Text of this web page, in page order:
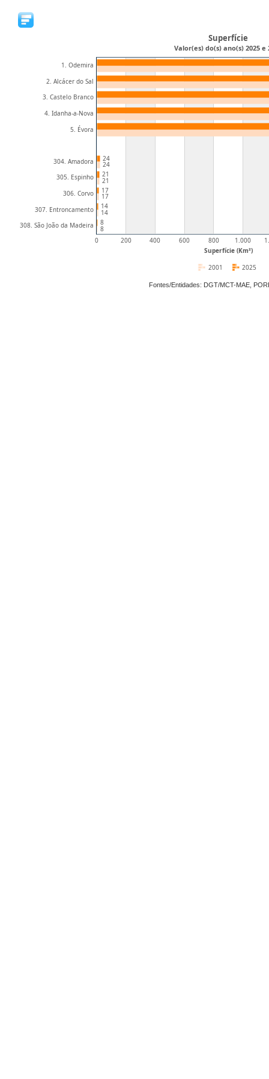
Superfície (Km²)
0 200 400 600 800 1.000
1. Odemira
2. Alcácer do Sal
3. Castelo Branco
4. Idanha-a-Nova
5. Évora
304. Amadora
305. Espinho
306. Corvo
307. Entroncamento
308. São João da Madeira
24
21
17
14
8
24
21
17
14
8
Superfície
Valor(es) do(s) ano(s) 2025 e
2025
2001
Fontes/Entidades: DGT/MCT-MAE,